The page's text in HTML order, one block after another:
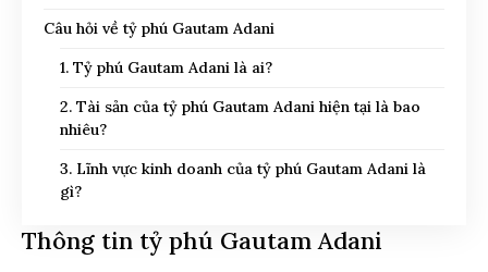
Câu hỏi về tỷ phú Gautam Adani
1. Tỷ phú Gautam Adani là ai?
2. Tài sản của tỷ phú Gautam Adani hiện tại là bao
nhiêu?
3. Lĩnh vực kinh doanh của tỷ phú Gautam Adani là
gì?
Thông tin tỷ phú Gautam Adani